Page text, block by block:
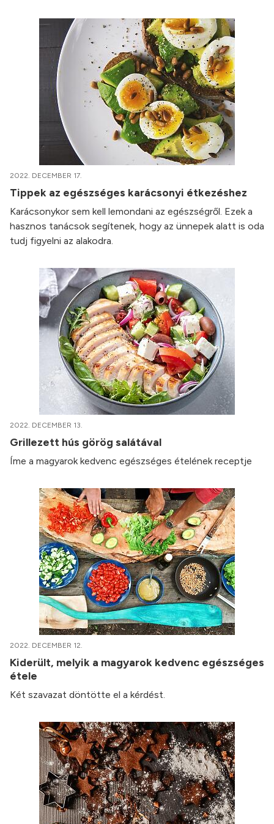
2022. DECEMBER 17.
Tippek az egészséges karácsonyi étkezéshez
Karácsonykor sem kell lemondani az egészségről. Ezek a
hasznos tanácsok segítenek, hogy az ünnepek alatt is oda
tudj figyelni az alakodra.
2022. DECEMBER 13.
Grillezett hús görög salátával
Íme a magyarok kedvenc egészséges ételének receptje
2022. DECEMBER 12.
Kiderült, melyik a magyarok kedvenc egészséges
étele
Két szavazat döntötte el a kérdést.